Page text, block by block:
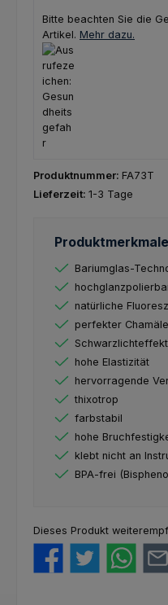
Bitte beachten Sie die
Artikel. Mehr dazu.
Produktnummer: FA73T
Lieferzeit: 1-3 Tage
Produktmerkmale
Bariumglas-
natürliche
perfekter
Schwarzlichteffekt
hohe Elastizität
hervorragende
thixotrop
farbstabil
hohe
klebt nicht an
BPA-frei
Dieses Produkt